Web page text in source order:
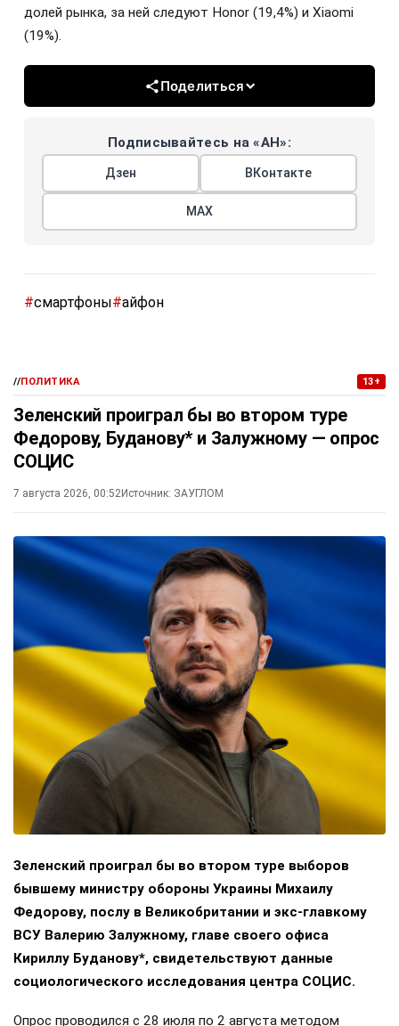
долей рынка, за ней следуют Honor (19,4%) и Xiaomi
(19%).
Поделиться
Подписывайтесь на «АН»:
Дзен ВКонтакте
МАХ
#смартфоны#айфон
//ПОЛИТИКА 13+
Зеленский проиграл бы во втором туре
Федорову, Буданову* и Залужному — опрос
СОЦИС
7 августа 2026, 00:52Источник: ЗАУГЛОМ
Зеленский проиграл бы во втором туре выборов
бывшему министру обороны Украины Михаилу
Федорову, послу в Великобритании и экс-главкому
ВСУ Валерию Залужному, главе своего офиса
Кириллу Буданову*, свидетельствуют данные
социологического исследования центра СОЦИС.
Опрос проводился с 28 июля по 2 августа методом